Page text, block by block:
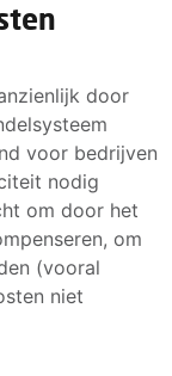
door
voor bedrijven
nodig
om door het
om
(vooral
niet